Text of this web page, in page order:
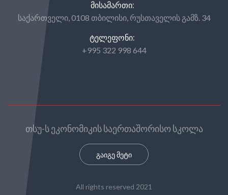
ᲛᲘᲡᲐᲛᲐᲠᲗᲘ:
საქართველი, 0108 თბილისი, რუსთაველის გამზ. 34
ᲢᲔᲚᲔᲤᲝᲜᲘ:
+995 322 998 644
თსუ-ს ეკონომიკის საერთაშორისო სკოლა
გაიგე მეტი
All rights reserved 2021